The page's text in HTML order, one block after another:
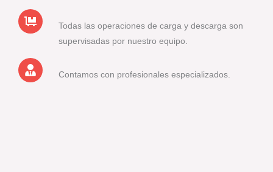
Todas las operaciones de carga y descarga son
supervisadas por nuestro equipo.
Contamos con profesionales especializados.